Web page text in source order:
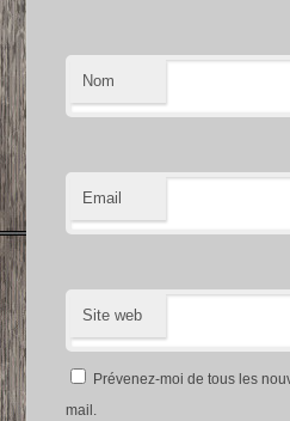
Nom
Email
Site web
Prévenez-moi de tous les
mail.